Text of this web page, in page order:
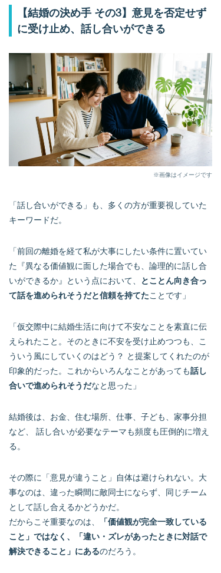
【結婚の決め手 その3】意見を否定せず
に受け止め、話し合いができる
※画像はイメージです
「話し合いができる」も、多くの方が重要視していた
キーワードだ。
「前回の離婚を経て私が大事にしたい条件に置いてい
た『異なる価値観に面した場合でも、論理的に話し合
いができるか』という点において、
とことん向き合っ
て話を進められそうだと信頼を持てたことです」
「仮交際中に結婚生活に向けて不安なことを素直に伝
えられたこと。そのときに不安を受け止めつつも、こ
ういう風にしていくのはどう？ と提案してくれたのが
印象的だった。これからいろんなことがあっても話し
合いで進められそうだなと思った」
結婚後は、お金、住む場所、仕事、子ども、家事分担
など、 話し合いが必要なテーマも頻度も圧倒的に増え
る。
その際に「意見が違うこと」自体は避けられない。大
事なのは、違った瞬間に敵同士にならず、同じチーム
として話し合えるかどうかだ。
だからこそ重要なのは、
「価値観が完全一致している
こと」ではなく、「違い・ズレがあったときに対話で
解決できること」にあるのだろう。